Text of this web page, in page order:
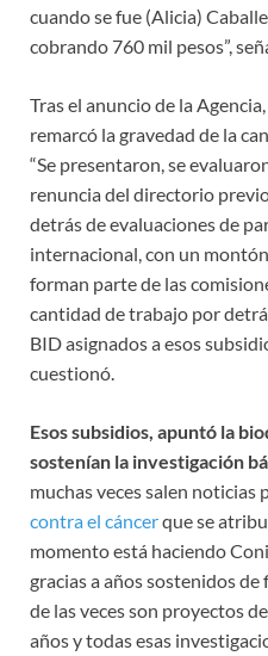
cuando se fue (Alicia)
cobrando 760 mil pesos”,
Tras el anuncio de la
remarcó la gravedad de la
“Se presentaron, se
renuncia del directorio
detrás de evaluaciones de
internacional, con un
forman parte de las
cantidad de trabajo por
BID asignados a esos
cuestionó.
Esos subsidios, apuntó la
sostenían la investigación
muchas veces salen noticias
contra el cáncerque se
momento está haciendo
gracias a años sostenidos
de las veces son proyectos
años y todas esas